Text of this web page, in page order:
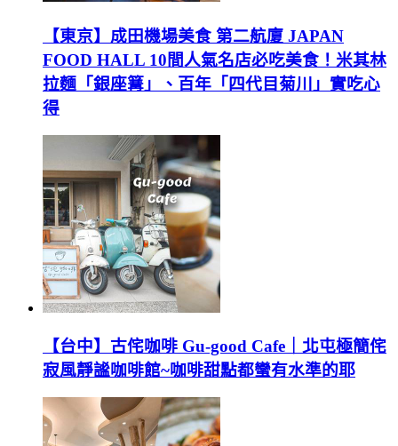
【東京】成田機場美食 第二航廈 JAPAN
FOOD HALL 10間人氣名店必吃美食！米其林
拉麵「銀座篝」、百年「四代目菊川」實吃心
得
【台中】古侘咖啡 Gu-good Cafe｜北屯極簡侘
寂風靜謐咖啡館~咖啡甜點都蠻有水準的耶